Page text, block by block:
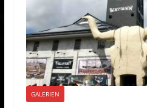
GALERIEN